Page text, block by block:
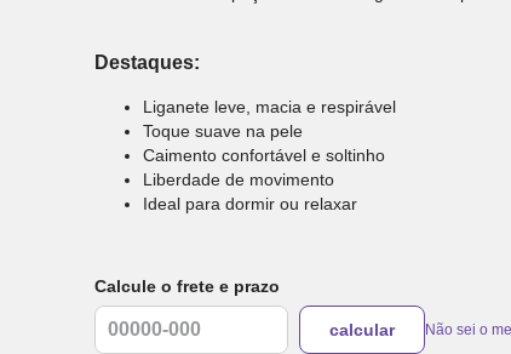
Destaques:
Liganete leve, macia e respirável
Toque suave na pele
Caimento confortável e soltinho
Liberdade de movimento
Ideal para dormir ou relaxar
Calcule o frete e prazo
Não sei o